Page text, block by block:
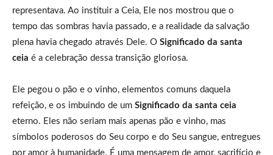
representava. Ao instituir a Ceia, Ele nos mostrou que o
tempo das sombras havia passado, e a realidade da salvação
plena havia chegado através Dele. O Significado da santa
ceia é a celebração dessa transição gloriosa.
Ele pegou o pão e o vinho, elementos comuns daquela
refeição, e os imbuindo de um Significado da santa ceia
eterno. Eles não seriam mais apenas pão e vinho, mas
símbolos poderosos do Seu corpo e do Seu sangue, entregues
por amor à humanidade. É uma mensagem de amor, sacrifício e